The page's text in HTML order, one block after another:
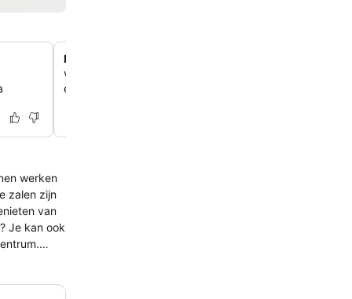
Moderne kamers met levendige muurschilderingen
Verblijf in stijlvol ingerichte kamers met inloopdouches,
en opvallende muurkunst die een eigentijdse touch
werken
Je kan ook